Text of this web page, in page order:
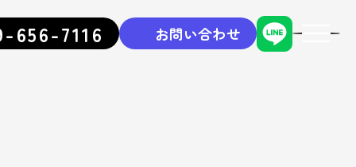
656-7116 お問い合わせ
toggle